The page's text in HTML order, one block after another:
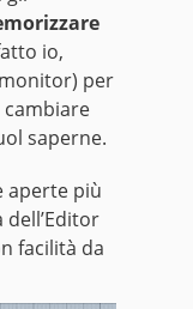
io,
per
saperne.
aperte più
facilità da